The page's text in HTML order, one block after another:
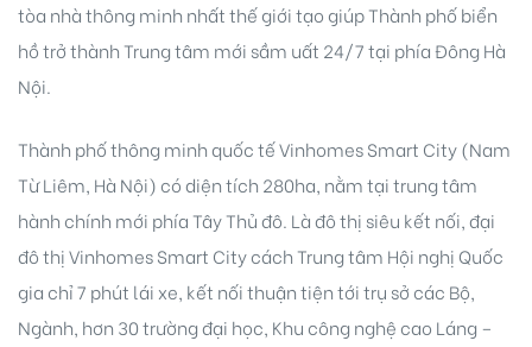
tòa nhà thông minh nhất thế giới tạo giúp Thành phố biển
hồ trở thành Trung tâm mới sầm uất 24/7 tại phía Đông Hà
Nội.
Thành phố thông minh quốc tế Vinhomes Smart City (Nam
Từ Liêm, Hà Nội) có diện tích 280ha, nằm tại trung tâm
hành chính mới phía Tây Thủ đô. Là đô thị siêu kết nối, đại
đô thị Vinhomes Smart City cách Trung tâm Hội nghị Quốc
gia chỉ 7 phút lái xe, kết nối thuận tiện tới trụ sở các Bộ,
Ngành, hơn 30 trường đại học, Khu công nghệ cao Láng –